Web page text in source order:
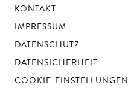
KONTAKT
IMPRESSUM
DATENSCHUTZ
DATENSICHERHEIT
COOKIE-EINSTELLUNGEN